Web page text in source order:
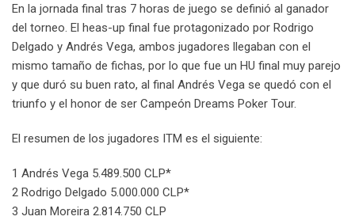
En la jornada final tras 7 horas de juego se definió al ganador
del torneo. El heas-up final fue protagonizado por Rodrigo
Delgado y Andrés Vega, ambos jugadores llegaban con el
mismo tamaño de fichas, por lo que fue un HU final muy parejo
y que duró su buen rato, al final Andrés Vega se quedó con el
triunfo y el honor de ser Campeón Dreams Poker Tour.
El resumen de los jugadores ITM es el siguiente:
1 Andrés Vega 5.489.500 CLP*
2 Rodrigo Delgado 5.000.000 CLP*
3 Juan Moreira 2.814.750 CLP